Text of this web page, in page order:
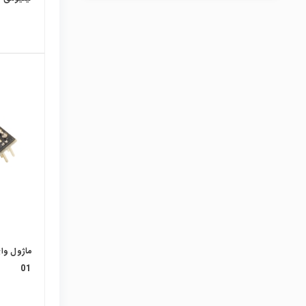
01